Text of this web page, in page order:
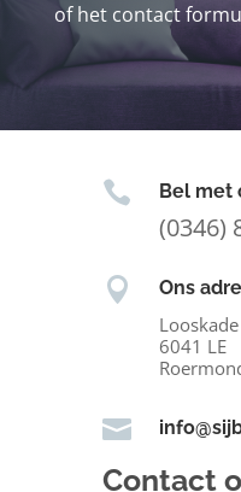
of het contact
 Bel met
(0346)
 Ons
6041 LE

Contact